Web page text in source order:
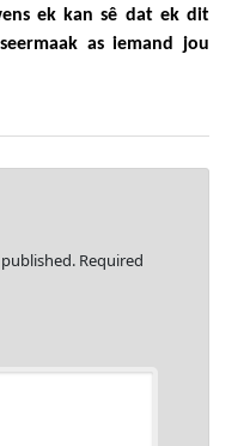
ek kansê dat ek dit
as iemand jou
Required